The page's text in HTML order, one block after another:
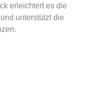
erleichtert es die
unterstützt die